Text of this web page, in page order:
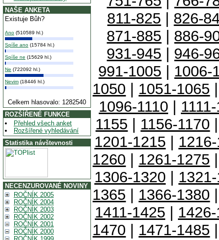
NAŠE ANKETA
Existuje Bůh?
Ano (510589 hl.)
Spíše ano (15784 hl.)
Spíše ne (15629 hl.)
Ne (722092 hl.)
Nevim (18446 hl.)
Celkem hlasovalo: 1282540
ROZŠÍŘENÉ FUNKCE
Přehled všech anket
Rozšířené vyhledávání
Statistika návštevnosti
NECENZUROVANÉ NOVINY
ROČNÍK 2005
ROČNÍK 2004
ROČNÍK 2003
ROČNÍK 2002
ROČNÍK 2001
ROČNÍK 2000
811-825
826-
871-885
886-
931-945
946-
991-1005
1006-
1050
1051-1065
1096-1110
1155
1156-1170
1201-1215
1260
1261-1275
1306-1320
1365
1366-1380
1411-1425
1470
1471-1485